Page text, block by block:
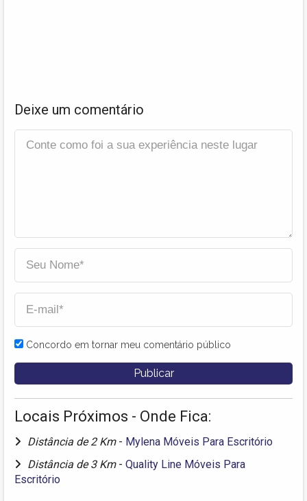
Deixe um comentário
Concordo em tornar meu comentário público
Locais Próximos - Onde Fica:
Distância de 2 Km - Mylena Móveis Para Escritório
Distância de 3 Km - Quality Line Móveis Para
Escritório